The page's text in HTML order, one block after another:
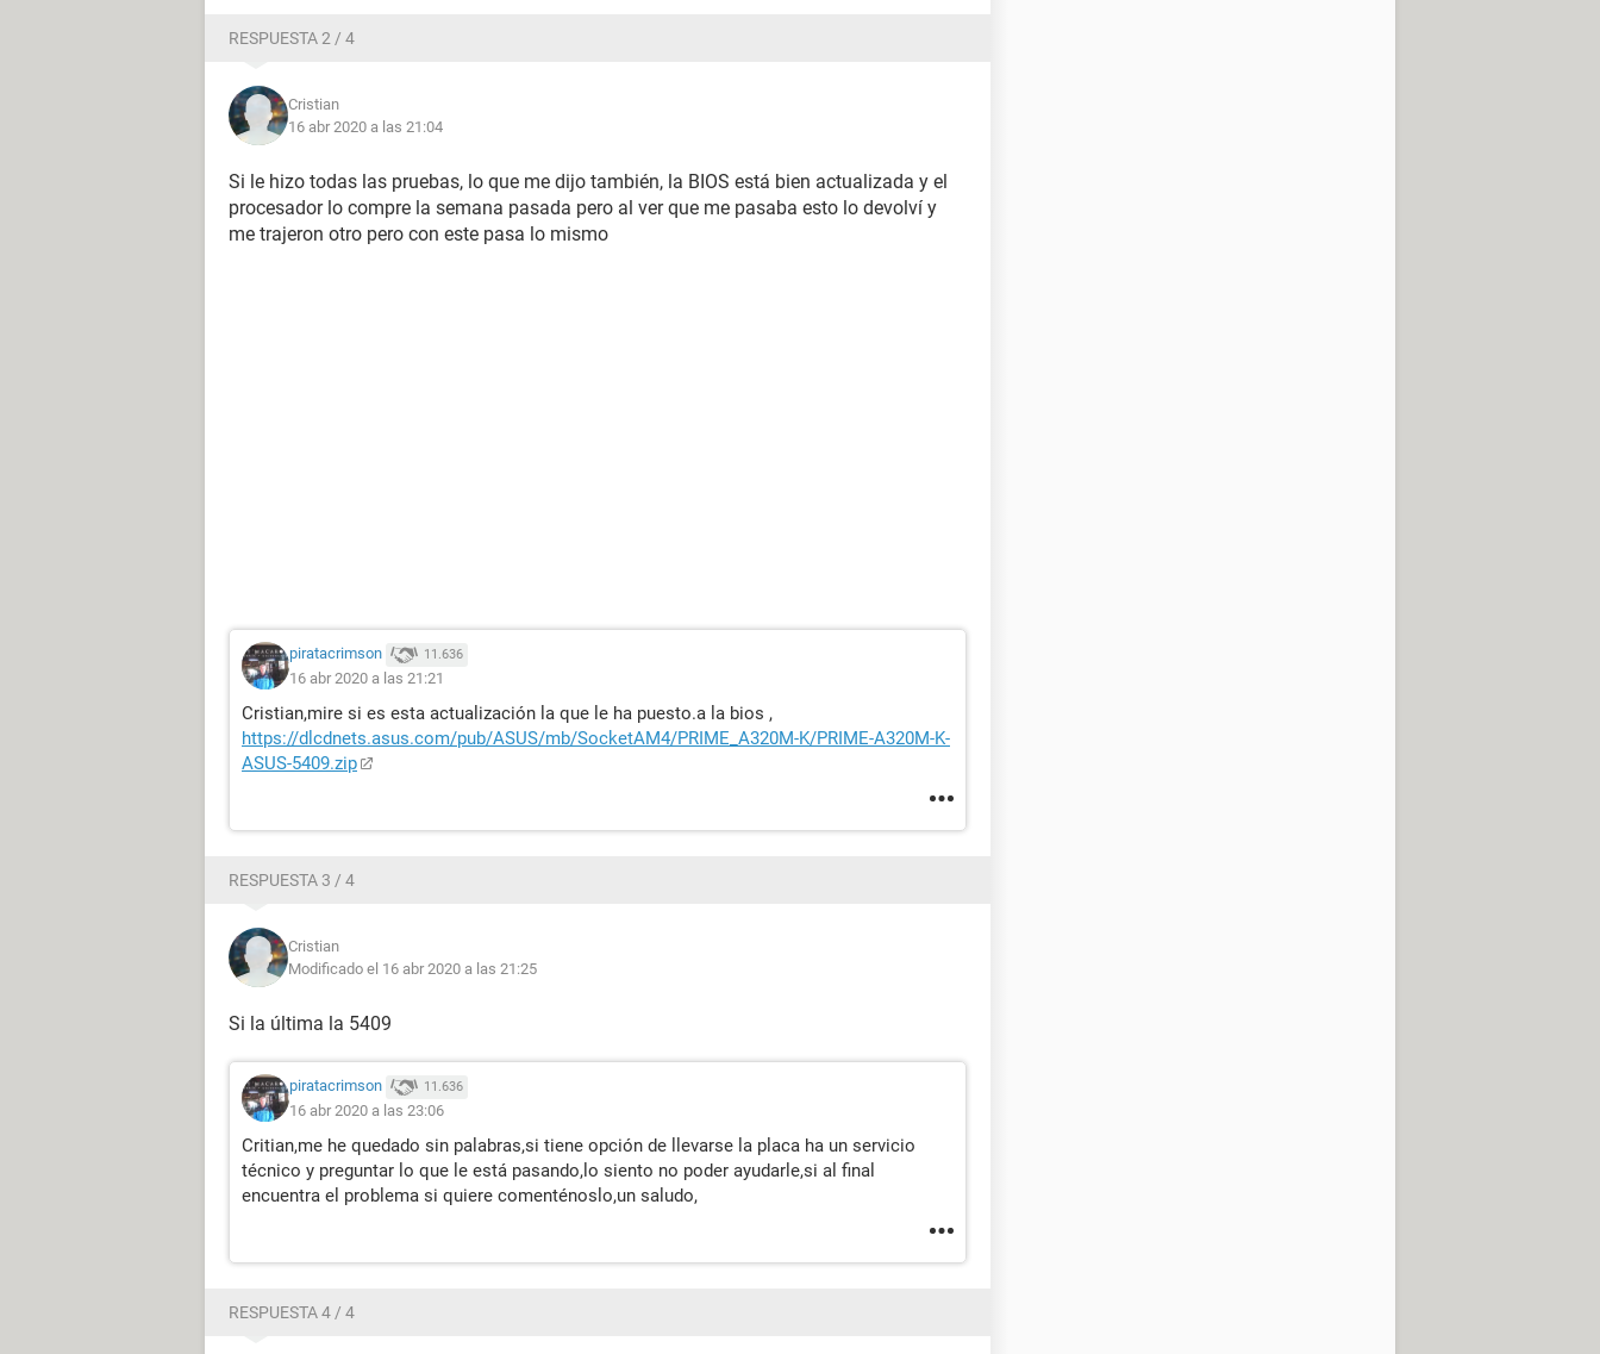
RESPUESTA 2 / 4
Cristian
16 abr 2020 a las 21:04
Si le hizo todas las pruebas, lo que me dijo también, la BIOS está bien actualizada y el
procesador lo compre la semana pasada pero al ver que me pasaba esto lo devolví y
me trajeron otro pero con este pasa lo mismo
piratacrimson 11.636
16 abr 2020 a las 21:21
Cristian,mire si es esta actualización la que le ha puesto.a la bios ,
https://dlcdnets.asus.com/pub/ASUS/mb/SocketAM4/PRIME_A320M-K/PRIME-A320M-K-
ASUS-5409.zip
RESPUESTA 3 / 4
Cristian
Modificado el 16 abr 2020 a las 21:25
Si la última la 5409
piratacrimson 11.636
16 abr 2020 a las 23:06
Critian,me he quedado sin palabras,si tiene opción de llevarse la placa ha un servicio
técnico y preguntar lo que le está pasando,lo siento no poder ayudarle,si al final
encuentra el problema si quiere comenténoslo,un saludo,
RESPUESTA 4 / 4